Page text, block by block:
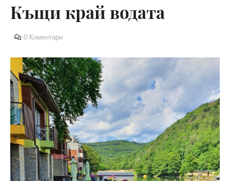
Къщи край водата
0 Коментари